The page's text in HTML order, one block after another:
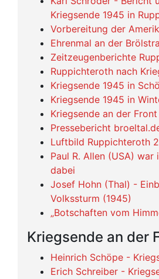
Kriegsende 1945 in
Vorbereitung der
Ehrenmal an der
Zeitzeugenberichte
Ruppichteroth nach
Kriegsende 1945 in
Kriegsende 1945 in
Kriegsende an der Front
Pressebericht
Luftbild Ruppichteroth
Paul R. Allen (USA)
dabei
Josef Hohn (Thal) -
Volkssturm (1945)
„Botschaften vom
Kriegsende an der
Heinrich Schöpe -
Erich Schreiber -